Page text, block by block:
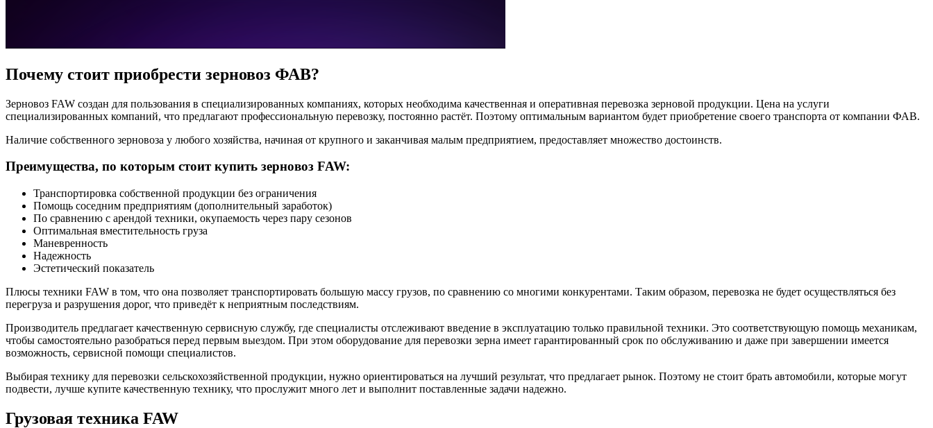
Почему стоит приобрести зерновоз ФАВ?
Зерновоз FAW создан для пользования в специализированных компаниях, которых необходима качественная и оперативная перевозка зерновой продукции. Цена на услуги
специализированных компаний, что предлагают профессиональную перевозку, постоянно растёт. Поэтому оптимальным вариантом будет приобретение своего транспорта от компании ФАВ.
Наличие собственного зерновоза у любого хозяйства, начиная от крупного и заканчивая малым предприятием, предоставляет множество достоинств.
Преимущества, по которым стоит купить зерновоз FAW:
Транспортировка собственной продукции без ограничения
Помощь соседним предприятиям (дополнительный заработок)
По сравнению с арендой техники, окупаемость через пару сезонов
Оптимальная вместительность груза
Маневренность
Надежность
Эстетический показатель
Плюсы техники FAW в том, что она позволяет транспортировать большую массу грузов, по сравнению со многими конкурентами. Таким образом, перевозка не будет осуществляться без
перегруза и разрушения дорог, что приведёт к неприятным последствиям.
Производитель предлагает качественную сервисную службу, где специалисты отслеживают введение в эксплуатацию только правильной техники. Это соответствующую помощь механикам,
чтобы самостоятельно разобраться перед первым выездом. При этом оборудование для перевозки зерна имеет гарантированный срок по обслуживанию и даже при завершении имеется
возможность, сервисной помощи специалистов.
Выбирая технику для перевозки сельскохозяйственной продукции, нужно ориентироваться на лучший результат, что предлагает рынок. Поэтому не стоит брать автомобили, которые могут
подвести, лучше купите качественную технику, что прослужит много лет и выполнит поставленные задачи надежно.
Грузовая техника FAW